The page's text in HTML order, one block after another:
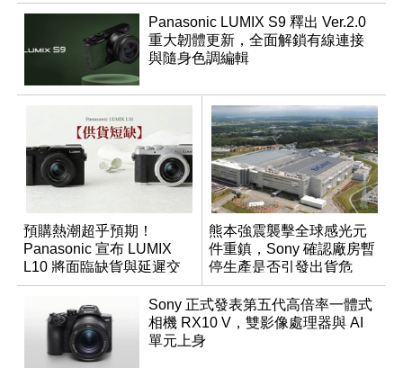
Panasonic LUMIX S9 釋出 Ver.2.0
重大韌體更新，全面解鎖有線連接
與隨身色調編輯
預購熱潮超乎預期！
Panasonic 宣布 LUMIX
L10 將面臨缺貨與延遲交
貨時間
熊本強震襲擊全球感光元
件重鎮，Sony 確認廠房暫
停生產是否引發出貨危
機？
Sony 正式發表第五代高倍率一體式
相機 RX10 V，雙影像處理器與 AI
單元上身